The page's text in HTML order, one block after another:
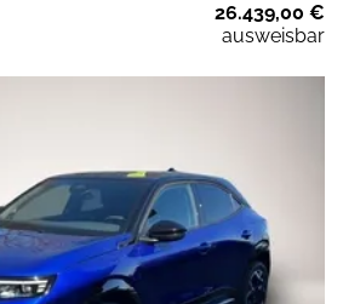
26.439,00 €
ausweisbar